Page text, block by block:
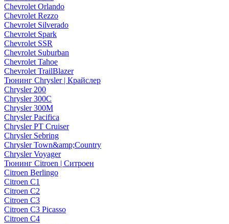
Chevrolet Orlando
Chevrolet Rezzo
Chevrolet Silverado
Chevrolet Spark
Chevrolet SSR
Chevrolet Suburban
Chevrolet Tahoe
Chevrolet TrailBlazer
Тюнинг Chrysler | Крайслер
Chrysler 200
Chrysler 300C
Chrysler 300M
Chrysler Pacifica
Chrysler PT Cruiser
Chrysler Sebring
Chrysler Town&amp;Country
Chrysler Voyager
Тюнинг Citroen | Ситроен
Citroen Berlingo
Citroen C1
Citroen C2
Citroen C3
Citroen C3 Picasso
Citroen C4